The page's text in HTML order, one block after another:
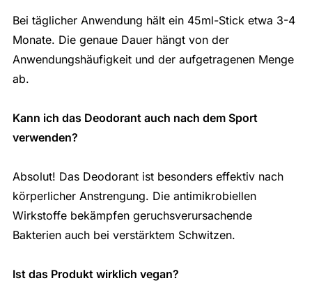
Bei täglicher Anwendung hält ein 45ml-Stick etwa 3-4
Monate. Die genaue Dauer hängt von der
Anwendungshäufigkeit und der aufgetragenen Menge
ab.
Kann ich das Deodorant auch nach dem Sport
verwenden?
Absolut! Das Deodorant ist besonders effektiv nach
körperlicher Anstrengung. Die antimikrobiellen
Wirkstoffe bekämpfen geruchsverursachende
Bakterien auch bei verstärktem Schwitzen.
Ist das Produkt wirklich vegan?